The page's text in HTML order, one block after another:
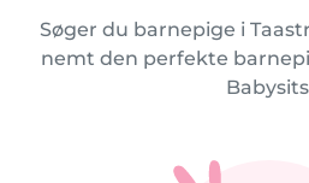
Søger du barnepige i
nemt den perfekte